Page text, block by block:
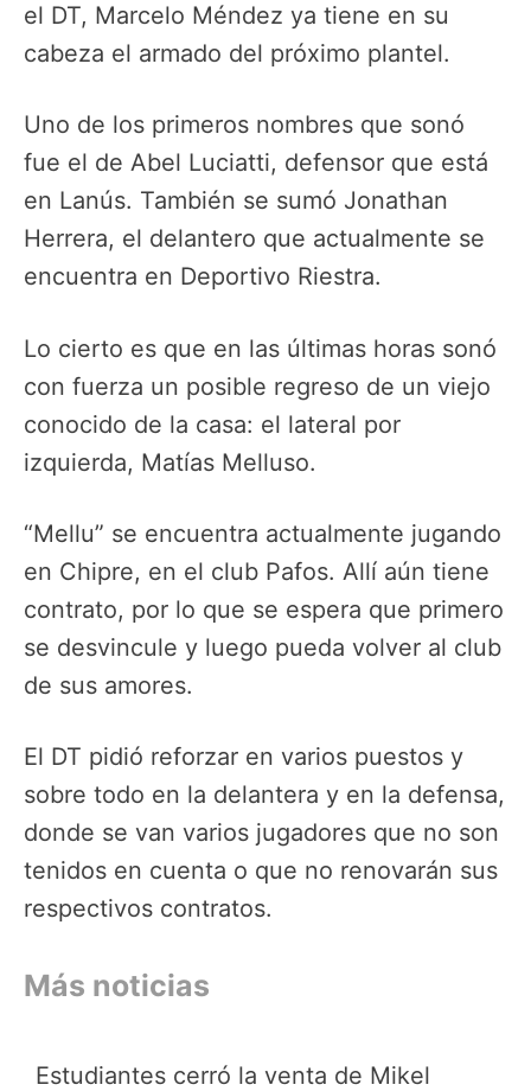
el DT, Marcelo Méndez ya tiene en su
cabeza el armado del próximo plantel.
Uno de los primeros nombres que sonó
fue el de Abel Luciatti, defensor que está
en Lanús. También se sumó Jonathan
Herrera, el delantero que actualmente se
encuentra en Deportivo Riestra.
Lo cierto es que en las últimas horas sonó
con fuerza un posible regreso de un viejo
conocido de la casa: el lateral por
izquierda, Matías Melluso.
“Mellu” se encuentra actualmente jugando
en Chipre, en el club Pafos. Allí aún tiene
contrato, por lo que se espera que primero
se desvincule y luego pueda volver al club
de sus amores.
El DT pidió reforzar en varios puestos y
sobre todo en la delantera y en la defensa,
donde se van varios jugadores que no son
tenidos en cuenta o que no renovarán sus
respectivos contratos.
Más noticias
Estudiantes cerró la venta de Mikel